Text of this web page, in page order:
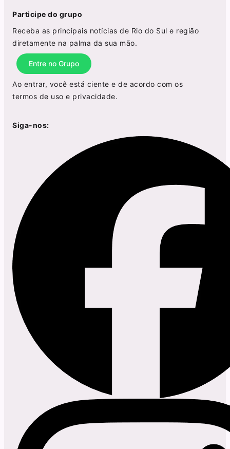
Participe do grupo
Receba as principais notícias de Rio do Sul e região
diretamente na palma da sua mão.
Entre no Grupo
Ao entrar, você está ciente e de acordo com os
termos de uso e privacidade.
Siga-nos: